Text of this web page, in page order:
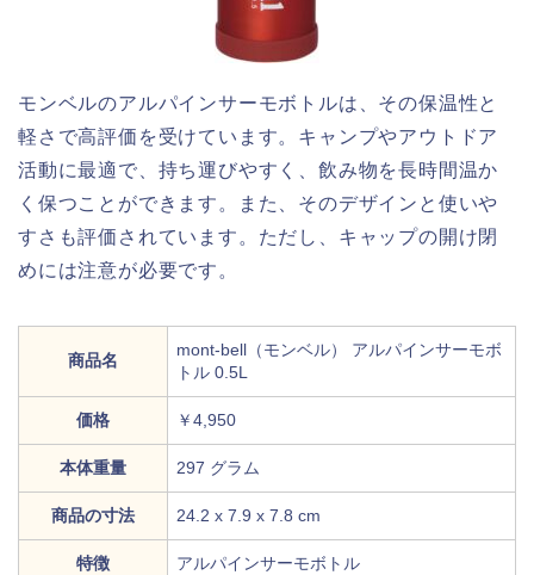
モンベルのアルパインサーモボトルは、その保温性と
軽さで高評価を受けています。キャンプやアウトドア
活動に最適で、持ち運びやすく、飲み物を長時間温か
く保つことができます。また、そのデザインと使いや
すさも評価されています。ただし、キャップの開け閉
めには注意が必要です。
商品名
mont-bell（モンベル） アルパインサーモボ
トル 0.5L
価格 ￥4,950
本体重量 297 グラム
商品の寸法 ‎24.2 x 7.9 x 7.8 cm
特徴 アルパインサーモボトル